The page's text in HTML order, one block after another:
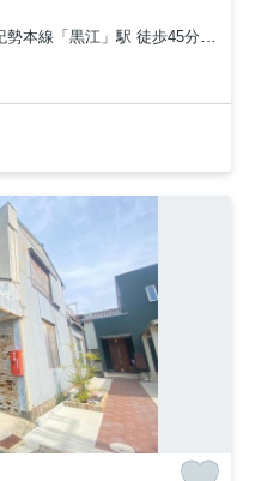
勢本線「黒江」駅 徒歩45分